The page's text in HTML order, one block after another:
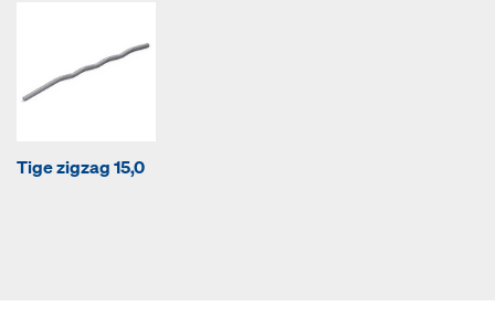
Tige zigzag 15,0